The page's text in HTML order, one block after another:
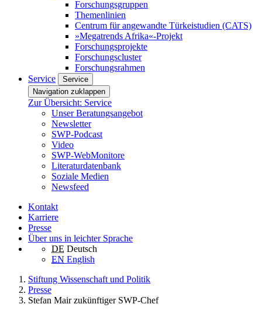
Forschungsgruppen
Themenlinien
Centrum für angewandte Türkeistudien (CATS)
»Megatrends Afrika«-Projekt
Forschungsprojekte
Forschungscluster
Forschungsrahmen
Service
Service
Navigation zuklappen
Zur Übersicht: Service
Unser Beratungsangebot
Newsletter
SWP-Podcast
Video
SWP-WebMonitore
Literaturdatenbank
Soziale Medien
Newsfeed
Kontakt
Karriere
Presse
Über uns in leichter Sprache
DE Deutsch
EN English
Stiftung Wissenschaft und Politik
Presse
Stefan Mair zukünftiger SWP-Chef